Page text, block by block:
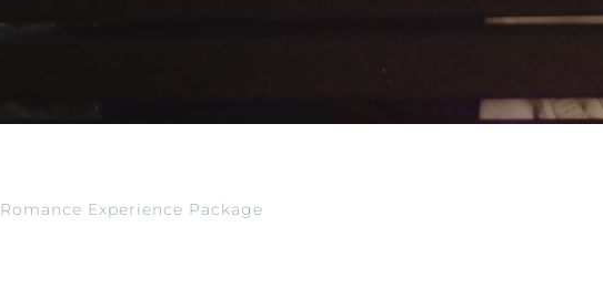
Romance Experience Package